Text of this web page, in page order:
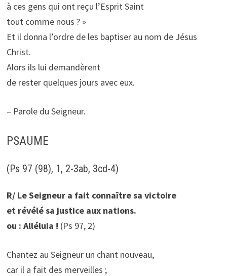
à ces gens qui ont reçu l’Esprit Saint
tout comme nous ? »
Et il donna l’ordre de les baptiser au nom de Jésus
Christ.
Alors ils lui demandèrent
de rester quelques jours avec eux.
– Parole du Seigneur.
PSAUME
(Ps 97 (98), 1, 2-3ab, 3cd-4)
R/ Le Seigneur a fait connaître sa victoire
et révélé sa justice aux nations.
ou : Alléluia ! (Ps 97, 2)
Chantez au Seigneur un chant nouveau,
car il a fait des merveilles ;